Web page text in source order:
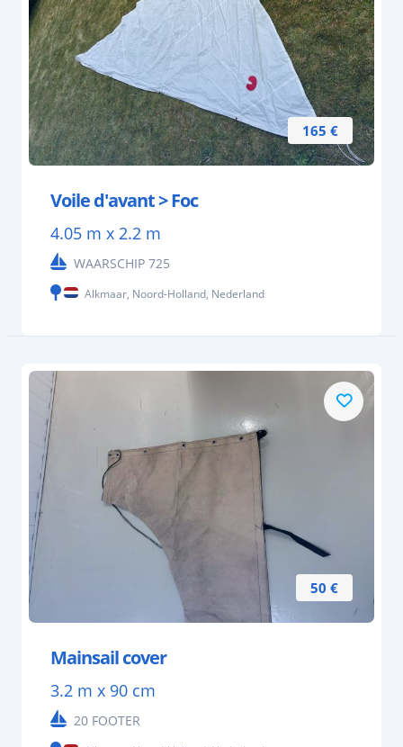
165 €
Voile d'avant > Foc
4.05 m x 2.2 m
WAARSCHIP 725
Alkmaar, Noord-Holland, Nederland
50 €
Mainsail cover
3.2 m x 90 cm
20 FOOTER